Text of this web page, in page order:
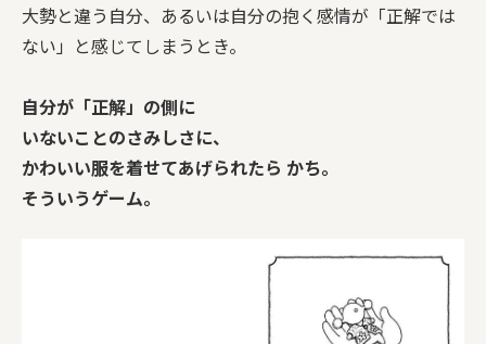
大勢と違う自分、あるいは自分の抱く感情が「正解では
ない」と感じてしまうとき。
自分が「正解」の側に
いないことのさみしさに、
かわいい服を着せてあげられたら かち。
そういうゲーム。